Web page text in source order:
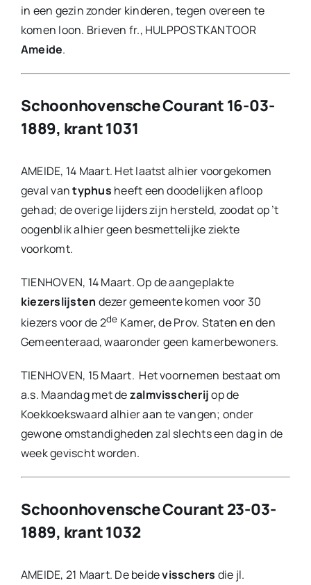
in een gezin zonder kinderen, tegen overeen te
komen loon. Brieven fr., HULPPOSTKANTOOR
Ameide.
Schoonhovensche Courant 16-03-
1889, krant 1031
AMEIDE, 14 Maart. Het laatst alhier voorgekomen
geval vantyphus heeft een doodelijken afloop
gehad; de overige lijders zijn hersteld, zoodat op ’t
oogenblik alhier geen besmettelijke ziekte
voorkomt.
TIENHOVEN, 14 Maart. Op de aangeplakte
kiezerslijsten dezer gemeente komen voor 30
kiezers voor de 2de Kamer, de Prov. Staten en den
Gemeenteraad, waaronder geen kamerbewoners.
TIENHOVEN, 15 Maart. Het voornemen bestaat om
a.s. Maandag met dezalmvisscherijop de
Koekkoekswaard alhier aan te vangen; onder
gewone omstandigheden zal slechts een dag in de
week gevischt worden.
Schoonhovensche Courant 23-03-
1889, krant 1032
AMEIDE, 21 Maart. De beidevisschers die jl.